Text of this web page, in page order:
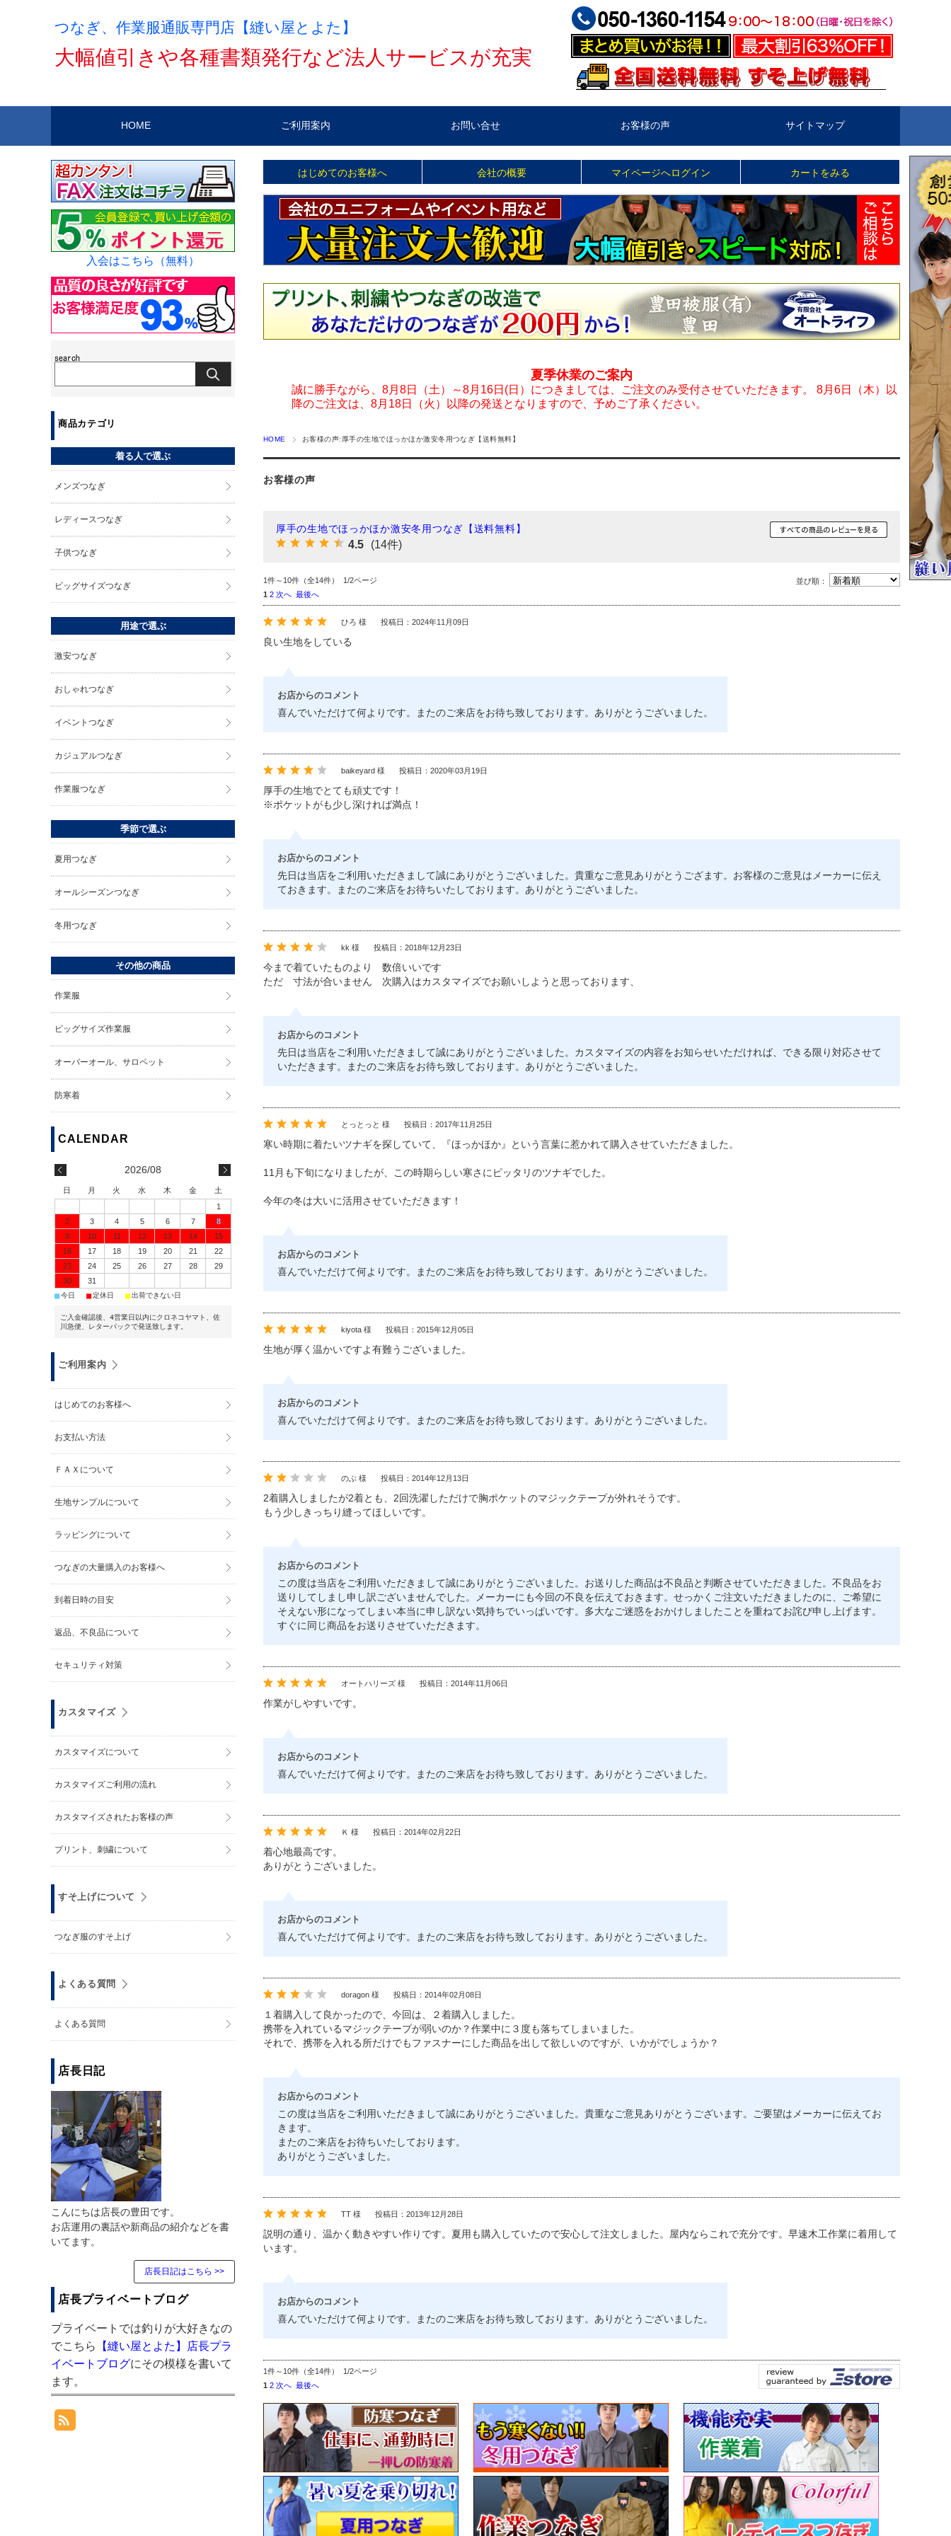
つなぎ、作業服通販専門店【縫い屋とよた】
大幅値引きや各種書類発行など法人サービスが充実
HOME ご利用案内 お問い合せ お客様の声 サイトマップ
はじめてのお客様へ 会社の概要 マイページへログイン カートをみる
夏季休業のご案内
誠に勝手ながら、8月8日（土）～8月16日(日）につきましては、ご注文のみ受付させていただきます。 8月6日（木）以
降のご注文は、8月18日（火）以降の発送となりますので、予めご了承ください。
HOME お客様の声:厚手の生地でほっかほか激安冬用つなぎ【送料無料】
お客様の声
厚手の生地でほっかほか激安冬用つなぎ【送料無料】
4.5 (14件)
1件～10件（全14件） 1/2ページ
1 2 次へ 最後へ
並び順：
ひろ 様 投稿日：2024年11月09日
良い生地をしている
お店からのコメント
喜んでいただけて何よりです。またのご来店をお待ち致しております。ありがとうございました。
baikeyard 様 投稿日：2020年03月19日
厚手の生地でとても頑丈です！
※ポケットがも少し深ければ満点！
お店からのコメント
先日は当店をご利用いただきまして誠にありがとうございました。貴重なご意見ありがとうござます。お客様のご意見はメーカーに伝え
ておきます。またのご来店をお待ちいたしております。ありがとうございました。
kk 様 投稿日：2018年12月23日
今まで着ていたものより 数倍いいです
ただ 寸法が合いません 次購入はカスタマイズでお願いしようと思っております、
お店からのコメント
先日は当店をご利用いただきまして誠にありがとうございました。カスタマイズの内容をお知らせいただければ、できる限り対応させて
いただきます。またのご来店をお待ち致しております。ありがとうございました。
とっとっと 様 投稿日：2017年11月25日
寒い時期に着たいツナギを探していて、『ほっかほか』という言葉に惹かれて購入させていただきました。
11月も下旬になりましたが、この時期らしい寒さにピッタリのツナギでした。
今年の冬は大いに活用させていただきます！
お店からのコメント
喜んでいただけて何よりです。またのご来店をお待ち致しております。ありがとうございました。
kiyota 様 投稿日：2015年12月05日
生地が厚く温かいですよ有難うございました。
お店からのコメント
喜んでいただけて何よりです。またのご来店をお待ち致しております。ありがとうございました。
のぶ 様 投稿日：2014年12月13日
2着購入しましたが2着とも、2回洗濯しただけで胸ポケットのマジックテープが外れそうです。
もう少しきっちり縫ってほしいです。
お店からのコメント
この度は当店をご利用いただきまして誠にありがとうございました。お送りした商品は不良品と判断させていただきました。不良品をお
送りしてしまし申し訳ございませんでした。メーカーにも今回の不良を伝えておきます。せっかくご注文いただきましたのに、ご希望に
そえない形になってしまい本当に申し訳ない気持ちでいっぱいです。多大なご迷惑をおかけしましたことを重ねてお詫び申し上げます。
すぐに同じ商品をお送りさせていただきます。
オートハリーズ 様 投稿日：2014年11月06日
作業がしやすいです。
お店からのコメント
喜んでいただけて何よりです。またのご来店をお待ち致しております。ありがとうございました。
Ｋ 様 投稿日：2014年02月22日
着心地最高です。
ありがとうございました。
お店からのコメント
喜んでいただけて何よりです。またのご来店をお待ち致しております。ありがとうございました。
doragon 様 投稿日：2014年02月08日
１着購入して良かったので、今回は、２着購入しました。
携帯を入れているマジックテープが弱いのか？作業中に３度も落ちてしまいました。
それで、携帯を入れる所だけでもファスナーにした商品を出して欲しいのですが、いかがでしょうか？
お店からのコメント
この度は当店をご利用いただきまして誠にありがとうございました。貴重なご意見ありがとうございます。ご要望はメーカーに伝えてお
きます。
またのご来店をお待ちいたしております。
ありがとうございました。
TT 様 投稿日：2013年12月28日
説明の通り、温かく動きやすい作りです。夏用も購入していたので安心して注文しました。屋内ならこれで充分です。早速木工作業に着用して
います。
お店からのコメント
喜んでいただけて何よりです。またのご来店をお待ち致しております。ありがとうございました。
1件～10件（全14件） 1/2ページ
1 2 次へ 最後へ
入会はこちら（無料）
商品カテゴリ
着る人で選ぶ
メンズつなぎ
レディースつなぎ
子供つなぎ
ビッグサイズつなぎ
用途で選ぶ
激安つなぎ
おしゃれつなぎ
イベントつなぎ
カジュアルつなぎ
作業服つなぎ
季節で選ぶ
夏用つなぎ
オールシーズンつなぎ
冬用つなぎ
その他の商品
作業服
ビッグサイズ作業服
オーバーオール、サロペット
防寒着
2026/08
日 月 火 水 木 金
土
1
2
3 4 5 6 7
8
9
10 11 12 13 14
15
16
17 18 19 20 21
22
23
24 25 26 27 28
29
30
31
■今日 ■定休日 ■出荷できない日
ご入金確認後、4営業日以内にクロネコヤマト、佐
川急便、レターパックで発送致します。
ご利用案内
はじめてのお客様へ
お支払い方法
ＦＡＸについて
生地サンプルについて
ラッピングについて
つなぎの大量購入のお客様へ
到着日時の目安
返品、不良品について
セキュリティ対策
カスタマイズ
カスタマイズについて
カスタマイズご利用の流れ
カスタマイズされたお客様の声
プリント、刺繍について
すそ上げについて
つなぎ服のすそ上げ
よくある質問
よくある質問
店長日記
こんにちは店長の豊田です。
お店運用の裏話や新商品の紹介などを書
いてます。
店長日記はこちら >>
店長プライベートブログ
プライベートでは釣りが大好きなの
でこちら
【縫い屋とよた】店長プラ
イベートブログにその模様を書いて
ます。